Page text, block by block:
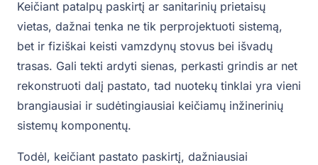
Keičiant patalpų paskirtį ar sanitarinių prietaisų
vietas, dažnai tenka ne tik perprojektuoti sistemą,
bet ir fiziškai keisti vamzdynų stovus bei išvadų
trasas. Gali tekti ardyti sienas, perkasti grindis ar net
rekonstruoti dalį pastato, tad nuotekų tinklai yra vieni
brangiausiai ir sudėtingiausiai keičiamų inžinerinių
sistemų komponentų.
Todėl, keičiant pastato paskirtį, dažniausiai